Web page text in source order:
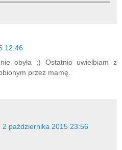
12:46
obyła ;) Ostatnio uwielbiam z
przez mamę.
2 października 2015 23:56